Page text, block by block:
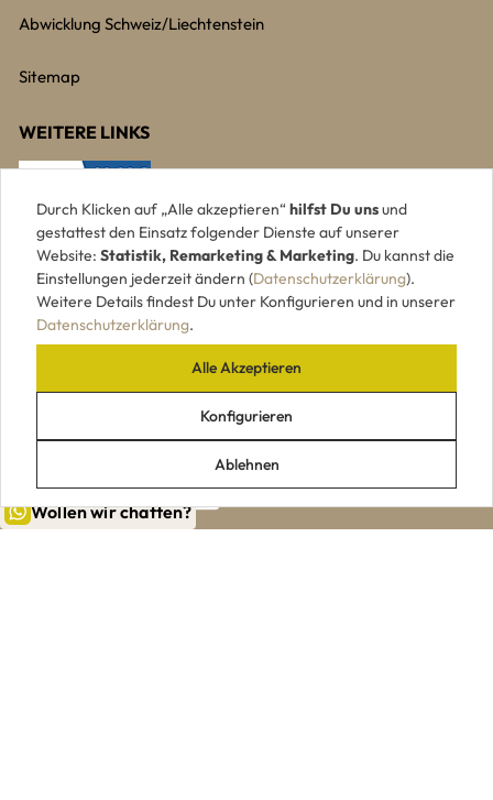
Wollen wir chatten?
Abwicklung Schweiz/Liechtenstein
Sitemap
WEITERE LINKS
UNSERE ZAHLUNGSARTEN
Durch Klicken auf „Alle akzeptieren“ hilfst Du unsund
gestattest den Einsatz folgender Dienste auf unserer
Website: Statistik, Remarketing & Marketing. Du kannst die
Einstellungen jederzeit ändern (Datenschutzerklärung).
Weitere Details findest Du unter Konfigurieren und in unserer
Datenschutzerklärung.
Ablehnen
Konfigurieren
Alle Akzeptieren